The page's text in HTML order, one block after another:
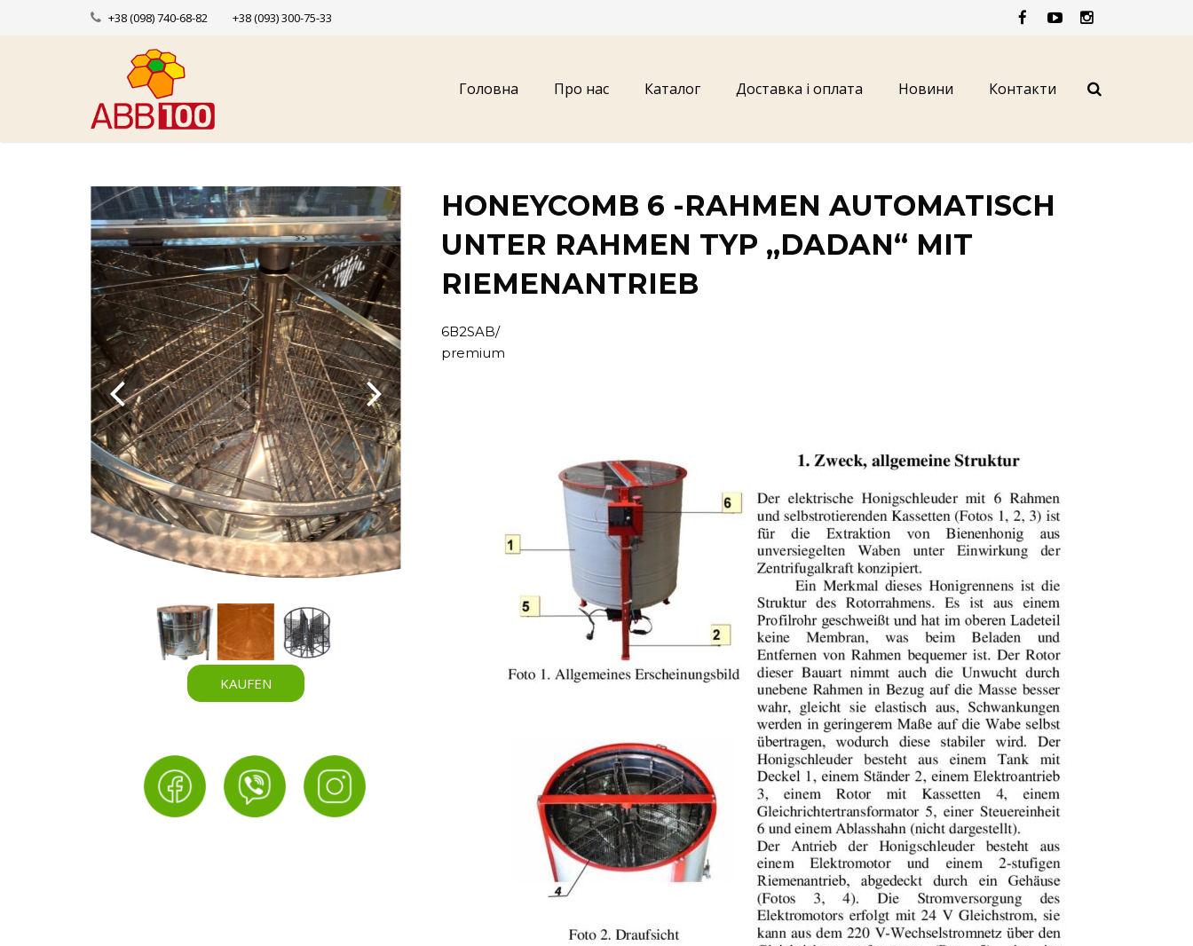
+38 (098) 740-68-82 +38 (093) 300-75-33
Головна Про нас Каталог Доставка і оплата Новини Контакти
KAUFEN
HONEYCOMB 6 -RAHMEN AUTOMATISCH
UNTER RAHMEN TYP „DADAN“ MIT
RIEMENANTRIEB
6В2SAB/
premium